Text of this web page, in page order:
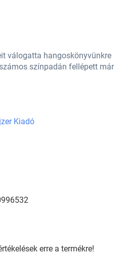
válogatta hangoskönyvünkre
színpadán fellépett már
Kiadó
erre a termékre!